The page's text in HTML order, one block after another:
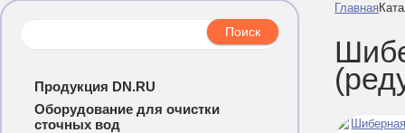
Продукция DN.RU
Оборудование для очистки
сточных вод
Главная